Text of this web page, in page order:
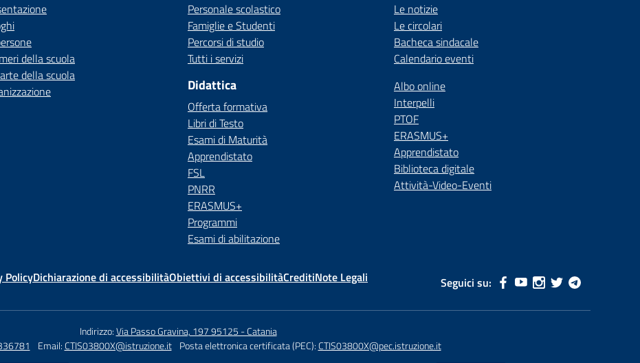
della scuola
della scuola
Personale scolastico
Famiglie e Studenti
Percorsi di studio
Tutti i servizi
Didattica
Offerta formativa
Libri di Testo
Esami di Maturità
Apprendistato
FSL
PNRR
ERASMUS+
Programmi
Esami di abilitazione
Le notizie
Le circolari
Bacheca sindacale
Calendario eventi
Albo online
Interpelli
PTOF
ERASMUS+
Apprendistato
Biblioteca digitale
Attività-Video-Eventi
PolicyDichiarazione di accessibilitàObiettivi di accessibilitàCreditiNote Legali Seguici su:
Indirizzo:Via Passo Gravina, 197 95125 - Catania
Email:CTIS03800X@istruzione.it Posta elettronica certificata (PEC):CTIS03800X@pec.istruzione.it